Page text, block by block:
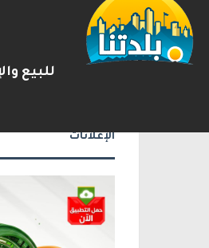
للبيع
2026-08-07 شريط الأخبار يوآف
الإعلانات